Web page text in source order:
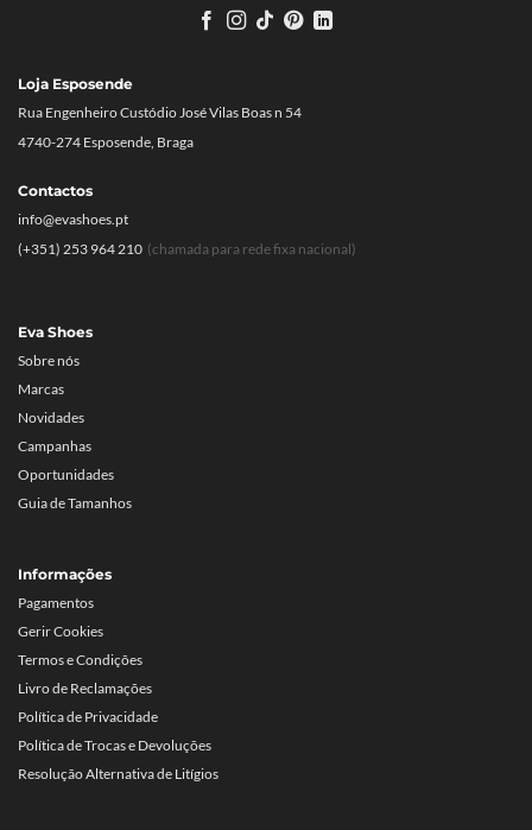
Eva Shoes
Sobre nós
Marcas
Novidades
Campanhas
Oportunidades
Guia de Tamanhos
Informações
Pagamentos
Gerir Cookies
Termos e Condições
Livro de Reclamações
Política de Privacidade
Política de Trocas e Devoluções
Resolução Alternativa de Litígios
Loja Esposende
Rua Engenheiro Custódio José Vilas Boas n 54
4740-274 Esposende, Braga
Contactos
info@evashoes.pt
(+351) 253 964 210 (chamada para rede fixa nacional)